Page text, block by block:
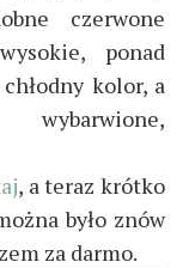
czerwone
ponad
kolor, a
, a teraz krótko
było znów
za darmo.